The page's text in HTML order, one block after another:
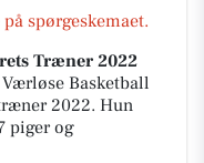
spørgeskemaet.
Træner 2022
Basketball
2022. Hun
piger og